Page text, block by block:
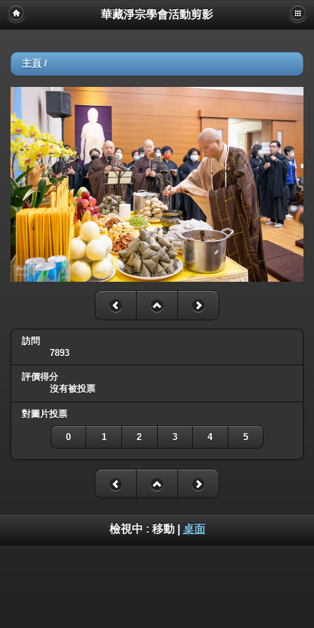
華藏淨宗學會活動剪影
主頁 /
訪問
7893
評價得分
沒有被投票
對圖片投票
0 1 2 3 4 5
檢視中 : 移動| 桌面